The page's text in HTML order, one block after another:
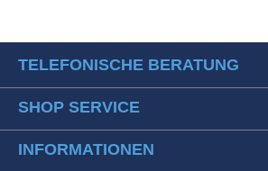
TELEFONISCHE BERATUNG
SHOP SERVICE
INFORMATIONEN